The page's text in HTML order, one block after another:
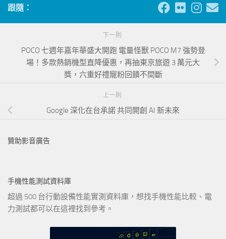
跟隨：
下一則
POCO 七週年嘉年華盛大開跑 電量怪獸 POCO M7 強勢登
場！多款熱銷機型直降優惠，再抽東京旅遊 3 萬元大
獎，六重好禮寵粉回饋不間斷
上一則
Google 深化在台承諾 共同開創 AI 新未來
贊助影音廣告
手機性能測試資料庫
超過 500 台行動設備性能實測資料庫，想找手機性能比較、電
力測試都可以在這裡找到參考。